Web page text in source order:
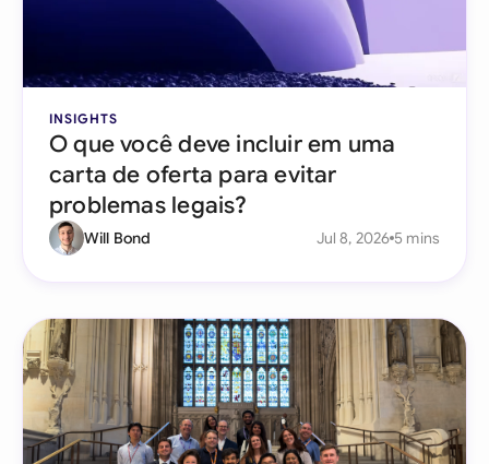
INSIGHTS
O que você deve incluir em uma
carta de oferta para evitar
problemas legais?
Will Bond Jul 8, 2026 5 mins